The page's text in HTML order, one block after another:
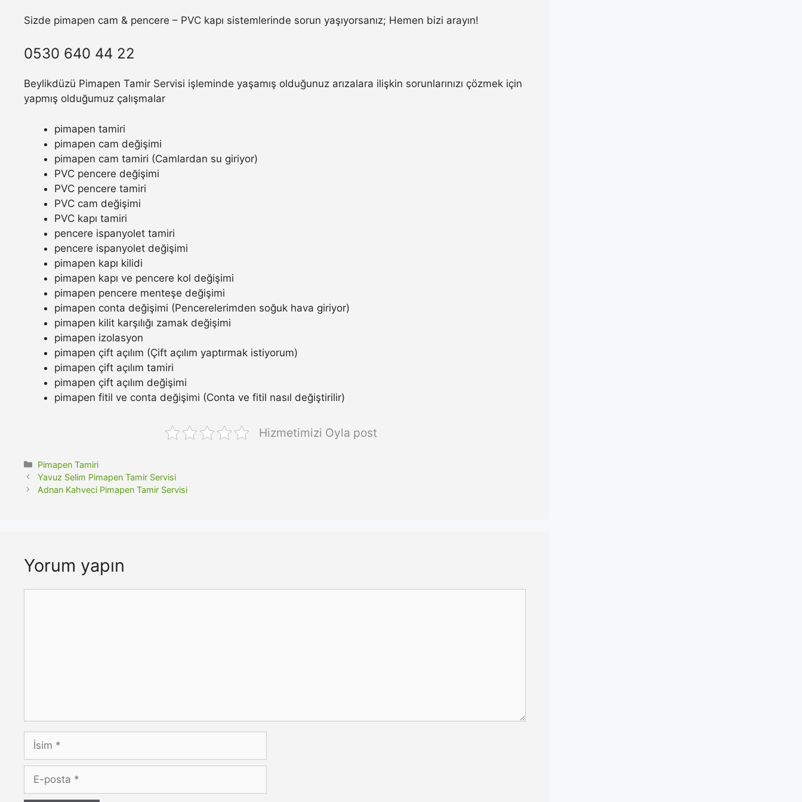
Sizde pimapen cam & pencere – PVC kapı sistemlerinde sorun yaşıyorsanız; Hemen bizi arayın!
0530 640 44 22
Beylikdüzü Pimapen Tamir Servisi işleminde yaşamış olduğunuz arızalara ilişkin sorunlarınızı çözmek için
yapmış olduğumuz çalışmalar
pimapen tamiri
pimapen cam değişimi
pimapen cam tamiri (Camlardan su giriyor)
PVC pencere değişimi
PVC pencere tamiri
PVC cam değişimi
PVC kapı tamiri
pencere ispanyolet tamiri
pencere ispanyolet değişimi
pimapen kapı kilidi
pimapen kapı ve pencere kol değişimi
pimapen pencere menteşe değişimi
pimapen conta değişimi (Pencerelerimden soğuk hava giriyor)
pimapen kilit karşılığı zamak değişimi
pimapen izolasyon
pimapen çift açılım (Çift açılım yaptırmak istiyorum)
pimapen çift açılım tamiri
pimapen çift açılım değişimi
pimapen fitil ve conta değişimi (Conta ve fitil nasıl değiştirilir)
Hizmetimizi Oyla post
Kategoriler
Pimapen Tamiri
Yavuz Selim Pimapen Tamir Servisi
Adnan Kahveci Pimapen Tamir Servisi
Yorum yapın
İsim
posta